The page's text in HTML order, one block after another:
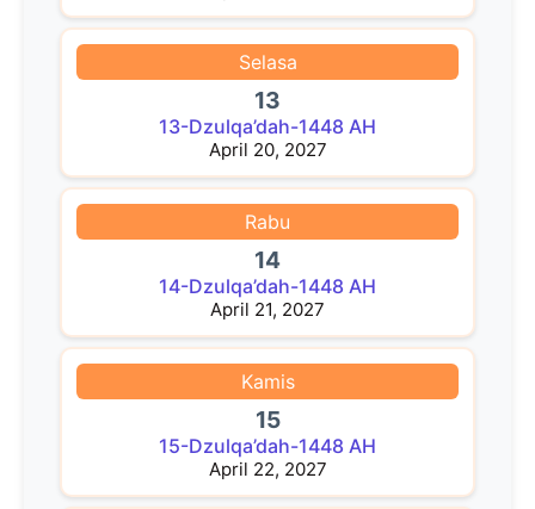
Selasa
13
13-Dzulqa’dah-1448 AH
April 20, 2027
Rabu
14
14-Dzulqa’dah-1448 AH
April 21, 2027
Kamis
15
15-Dzulqa’dah-1448 AH
April 22, 2027